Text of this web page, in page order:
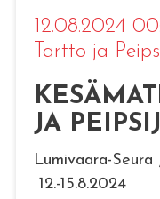
12.08.2024
Tartto ja
JA
Lumivaara-
12.-15.8.2024